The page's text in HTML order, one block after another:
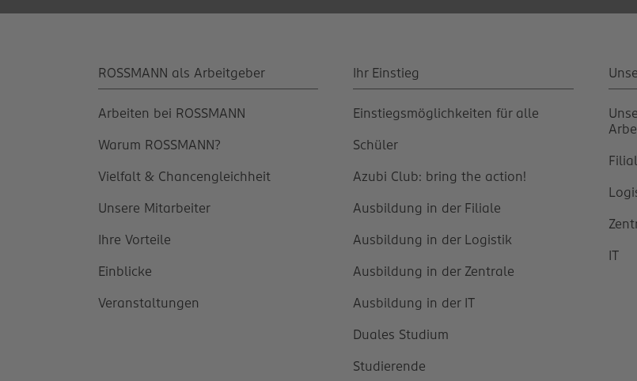
ROSSMANN als Arbeitgeber
Arbeiten bei ROSSMANN
Warum ROSSMANN?
Vielfalt & Chancengleichheit
Unsere Mitarbeiter
Ihre Vorteile
Einblicke
Veranstaltungen
Ihr Einstieg
Einstiegsmöglichkeiten für alle
Schüler
Azubi Club: bring the action!
Ausbildung in der Filiale
Ausbildung in der Logistik
Ausbildung in der Zentrale
Ausbildung in der IT
Duales Studium
Studierende
IT